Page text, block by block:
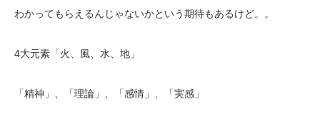
わかってもらえるんじゃないかという期待もあるけど。。
4大元素「火、風、水、地」
「精神」、「理論」、「感情」、「実感」